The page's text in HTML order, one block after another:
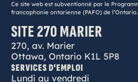
Ce site web est subventionné par le
francophonie ontarienne (PAFO) de l’Ontario.
SITE 270 MARIER
270, av. Marier
Ottawa, Ontario K1L 5P8
SERVICES D'EMPLOI
Lundi au vendredi